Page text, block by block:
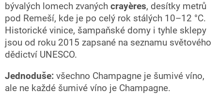
bývalých lomech zvaných crayères, desítky metrů
pod Remeší, kde je po celý rok stálých 10–12 °C.
Historické vinice, šampaňské domy i tyhle sklepy
jsou od roku 2015 zapsané na seznamu světového
dědictví UNESCO.
Jednoduše: všechno Champagne je šumivé víno,
ale ne každé šumivé víno je Champagne.